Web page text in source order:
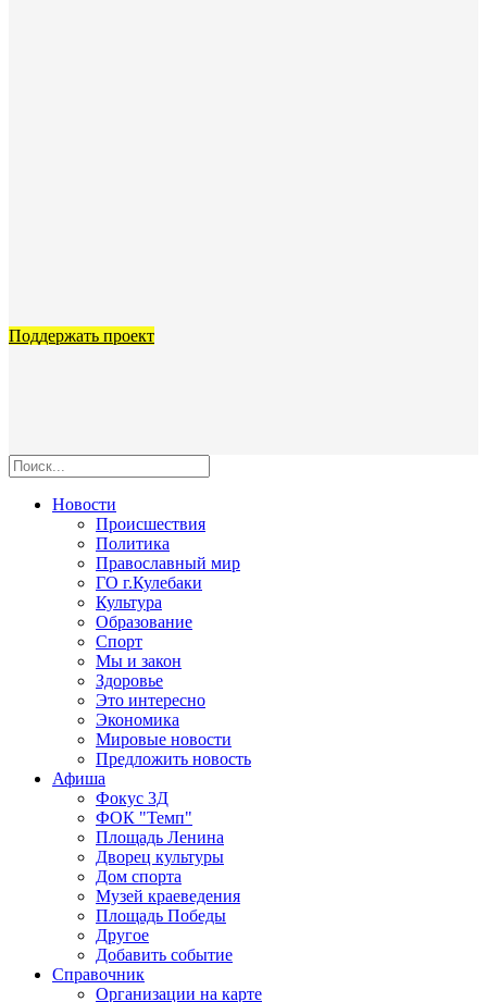
Поддержать проект
Новости
Происшествия
Политика
Православный мир
ГО г.Кулебаки
Культура
Образование
Спорт
Мы и закон
Здоровье
Это интересно
Экономика
Мировые новости
Предложить новость
Афиша
Фокус 3Д
ФОК "Темп"
Площадь Ленина
Дворец культуры
Дом спорта
Музей краеведения
Площадь Победы
Другое
Добавить событие
Справочник
Организации на карте